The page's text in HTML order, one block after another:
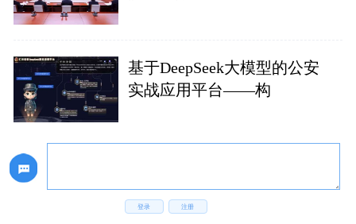
基于DeepSeek大模型的公安
实战应用平台——构
登录 注册